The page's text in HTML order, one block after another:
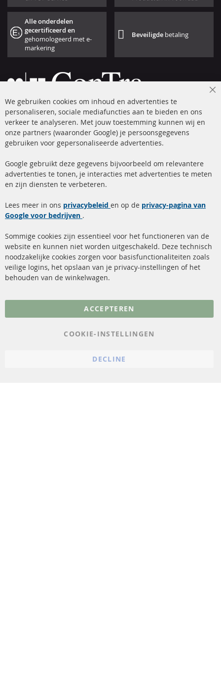
Alle onderdelen
gecertificeerd en
gehomologeerd met e-
markering
Beveiligde betaling
+49 (0) 4533 799 00 0
ma-do: 09-17 u, vr Fr 09-16 u
info@contra-automotive.de
facebook
instagram
Snelle links
Roetfilter reiniging
Katalysator (KAT)
sensoren
FAQ
Kundenservice
Verzendingskosten
Contact
Annuleer contract
Gegevensbescherming
We gebruiken cookies om inhoud en advertenties te
personaliseren, sociale mediafuncties aan te bieden en ons
verkeer te analyseren. Met jouw toestemming kunnen wij en
onze partners (waaronder Google) je persoonsgegevens
gebruiken voor gepersonaliseerde advertenties.
Google gebruikt deze gegevens bijvoorbeeld om relevantere
advertenties te tonen, je interacties met advertenties te meten
en zijn diensten te verbeteren.
Lees meer in ons privacybeleid en op de privacy-pagina van
Google voor bedrijven .
Sommige cookies zijn essentieel voor het functioneren van de
website en kunnen niet worden uitgeschakeld. Deze technisch
noodzakelijke cookies zorgen voor basisfunctionaliteiten zoals
veilige logins, het opslaan van je privacy-instellingen of het
behouden van de winkelwagen.
ACCEPTEREN
COOKIE-INSTELLINGEN
DECLINE